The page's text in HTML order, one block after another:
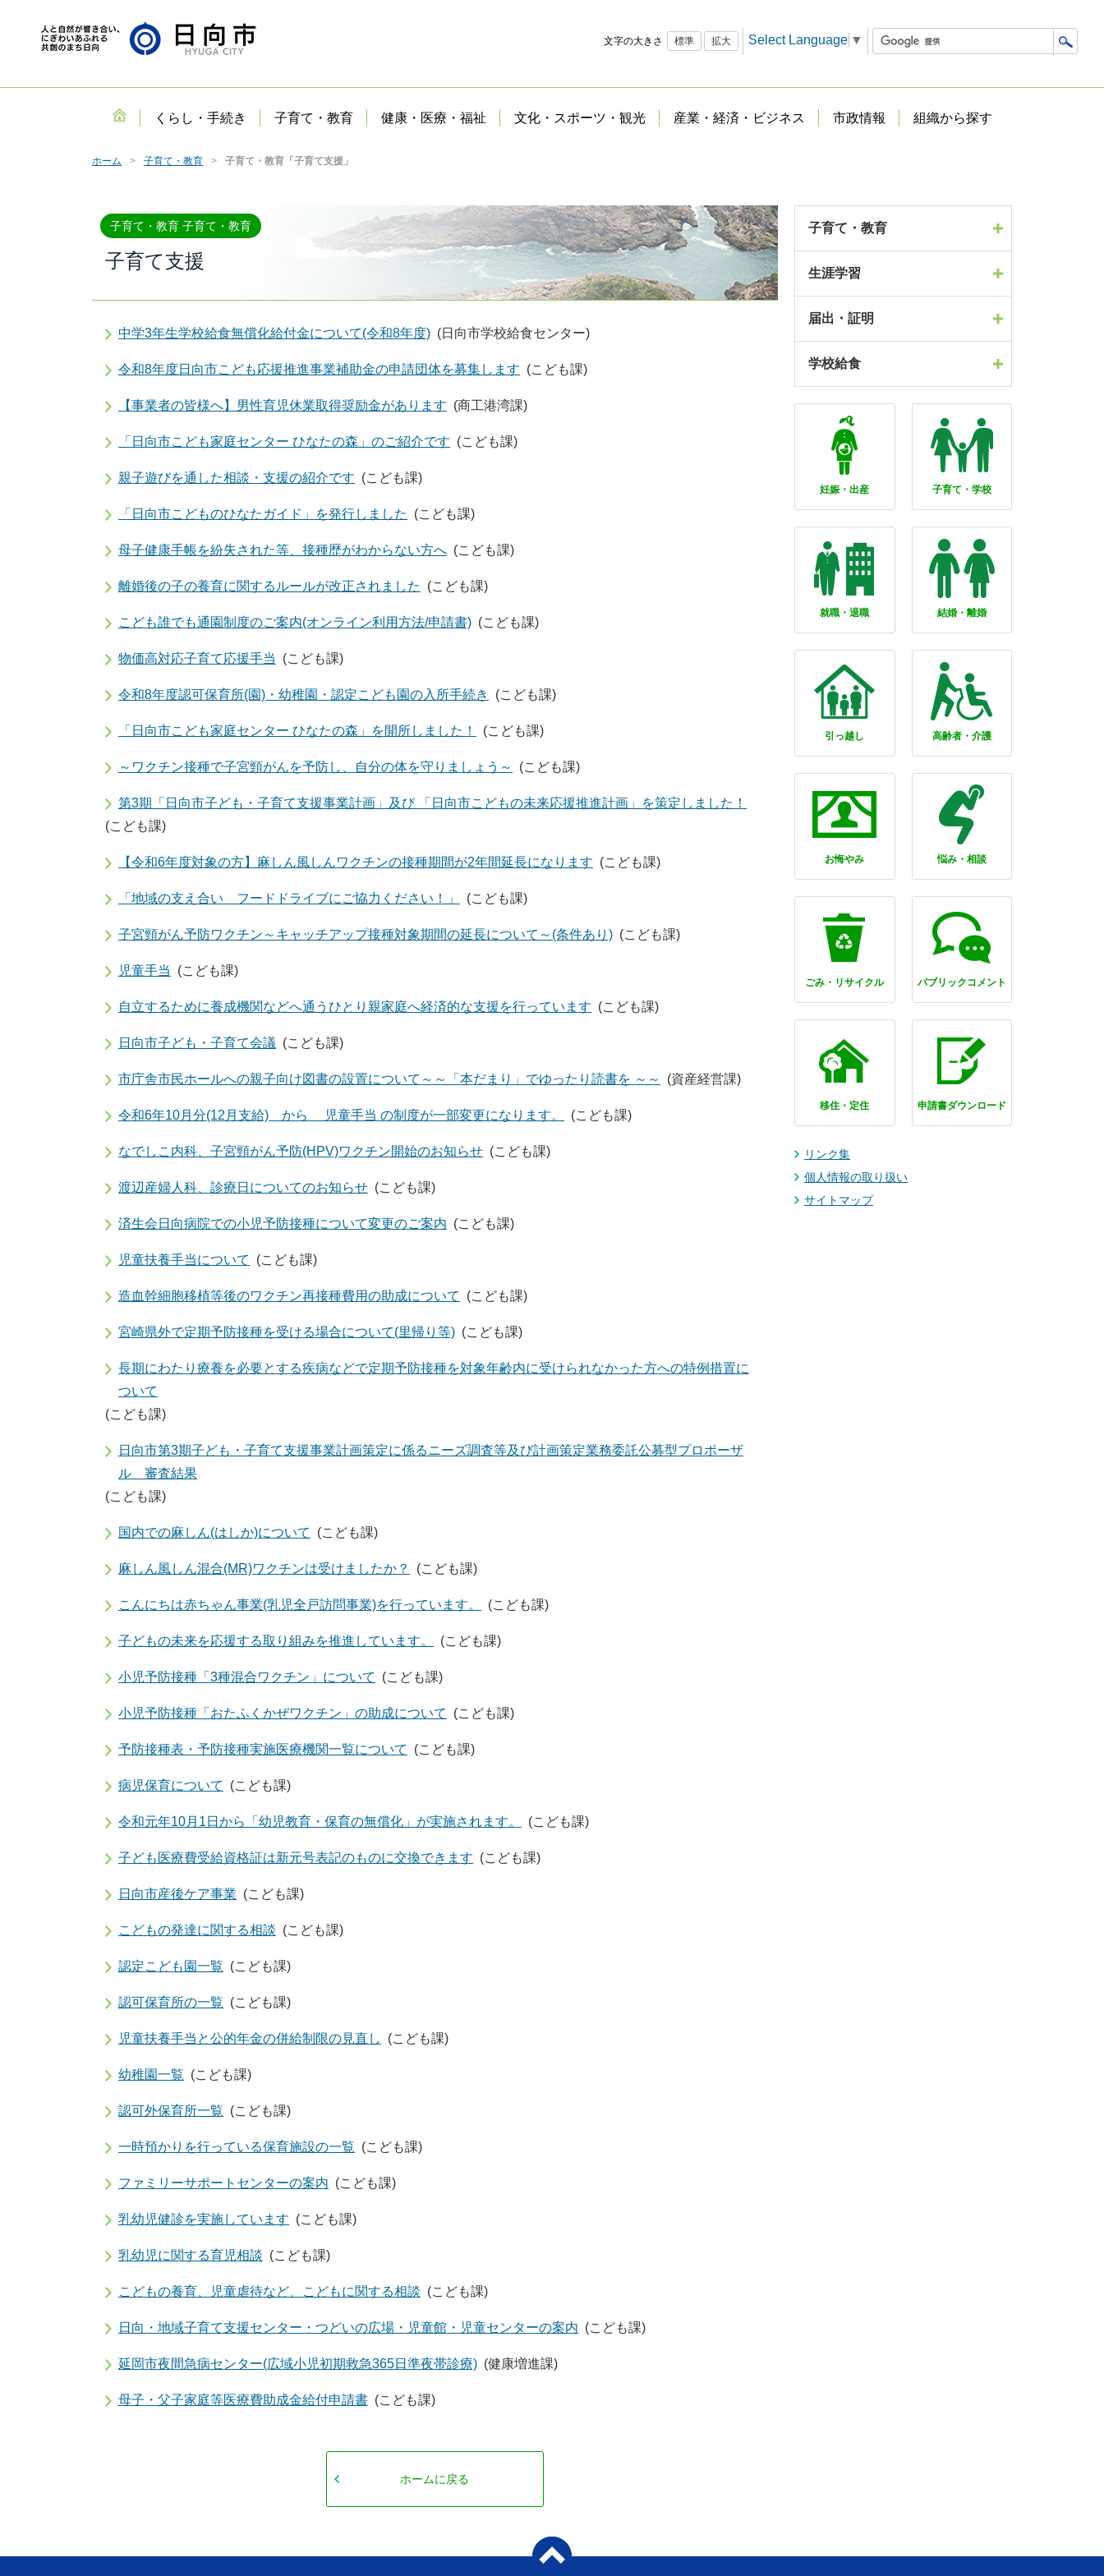
文字の大きさ 標準 拡大 Select Language ▼
くらし・手続き 子育て・教育 健康・医療・福祉 文化・スポーツ・観光 産業・経済・ビジネス 市政情報 組織から探す
ホーム 子育て・教育 子育て・教育「子育て支援」
子育て・教育 子育て・教育
子育て支援
中学3年生学校給食無償化給付金について(令和8年度) (日向市学校給食センター)
令和8年度日向市こども応援推進事業補助金の申請団体を募集します (こども課)
【事業者の皆様へ】男性育児休業取得奨励金があります (商工港湾課)
「日向市こども家庭センター ひなたの森」のご紹介です (こども課)
親子遊びを通した相談・支援の紹介です (こども課)
「日向市こどものひなたガイド」を発行しました (こども課)
母子健康手帳を紛失された等、接種歴がわからない方へ (こども課)
離婚後の子の養育に関するルールが改正されました (こども課)
こども誰でも通園制度のご案内(オンライン利用方法/申請書) (こども課)
物価高対応子育て応援手当 (こども課)
令和8年度認可保育所(園)・幼稚園・認定こども園の入所手続き (こども課)
「日向市こども家庭センター ひなたの森」を開所しました！ (こども課)
～ワクチン接種で子宮頸がんを予防し、自分の体を守りましょう～ (こども課)
第3期「日向市子ども・子育て支援事業計画」及び 「日向市こどもの未来応援推進計画」を策定しました！
(こども課)
【令和6年度対象の方】麻しん風しんワクチンの接種期間が2年間延長になります (こども課)
「地域の支え合い フードドライブにご協力ください！」 (こども課)
子宮頸がん予防ワクチン～キャッチアップ接種対象期間の延長について～(条件あり) (こども課)
児童手当 (こども課)
自立するために養成機関などへ通うひとり親家庭へ経済的な支援を行っています (こども課)
日向市子ども・子育て会議 (こども課)
市庁舎市民ホールへの親子向け図書の設置について～～「本だまり」でゆったり読書を ～～ (資産経営課)
令和6年10月分(12月支給) から 児童手当 の制度が一部変更になります。 (こども課)
なでしこ内科、子宮頸がん予防(HPV)ワクチン開始のお知らせ (こども課)
渡辺産婦人科、診療日についてのお知らせ (こども課)
済生会日向病院での小児予防接種について変更のご案内 (こども課)
児童扶養手当について (こども課)
造血幹細胞移植等後のワクチン再接種費用の助成について (こども課)
宮崎県外で定期予防接種を受ける場合について(里帰り等) (こども課)
長期にわたり療養を必要とする疾病などで定期予防接種を対象年齢内に受けられなかった方への特例措置に
ついて
(こども課)
日向市第3期子ども・子育て支援事業計画策定に係るニーズ調査等及び計画策定業務委託公募型プロポーザ
ル 審査結果
(こども課)
国内での麻しん(はしか)について (こども課)
麻しん風しん混合(MR)ワクチンは受けましたか？ (こども課)
こんにちは赤ちゃん事業(乳児全戸訪問事業)を行っています。 (こども課)
子どもの未来を応援する取り組みを推進しています。 (こども課)
小児予防接種「3種混合ワクチン」について (こども課)
小児予防接種「おたふくかぜワクチン」の助成について (こども課)
予防接種表・予防接種実施医療機関一覧について (こども課)
病児保育について (こども課)
令和元年10月1日から「幼児教育・保育の無償化」が実施されます。 (こども課)
子ども医療費受給資格証は新元号表記のものに交換できます (こども課)
日向市産後ケア事業 (こども課)
こどもの発達に関する相談 (こども課)
認定こども園一覧 (こども課)
認可保育所の一覧 (こども課)
児童扶養手当と公的年金の併給制限の見直し (こども課)
幼稚園一覧 (こども課)
認可外保育所一覧 (こども課)
一時預かりを行っている保育施設の一覧 (こども課)
ファミリーサポートセンターの案内 (こども課)
乳幼児健診を実施しています (こども課)
乳幼児に関する育児相談 (こども課)
こどもの養育、児童虐待など、こどもに関する相談 (こども課)
日向・地域子育て支援センター・つどいの広場・児童館・児童センターの案内 (こども課)
延岡市夜間急病センター(広域小児初期救急365日準夜帯診療) (健康増進課)
母子・父子家庭等医療費助成金給付申請書 (こども課)
ホームに戻る
子育て・教育
生涯学習
届出・証明
学校給食
妊娠・出産 子育て・学校
就職・退職 結婚・離婚
引っ越し 高齢者・介護
お悔やみ 悩み・相談
ごみ・リサイクル パブリックコメント
移住・定住 申請書ダウンロード
リンク集
個人情報の取り扱い
サイトマップ